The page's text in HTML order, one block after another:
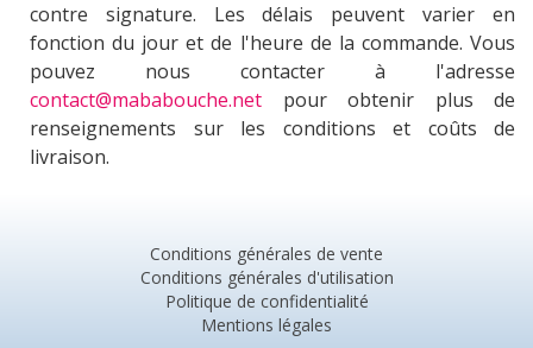
contre signature. Les délais peuvent varier en
fonction du jour et de l'heure de la commande. Vous
pouvez nous contacter à l'adresse
contact@mababouche.net pour obtenir plus de
renseignements sur les conditions et coûts de
livraison.
Conditions générales de vente
Conditions générales d'utilisation
Politique de confidentialité
Mentions légales